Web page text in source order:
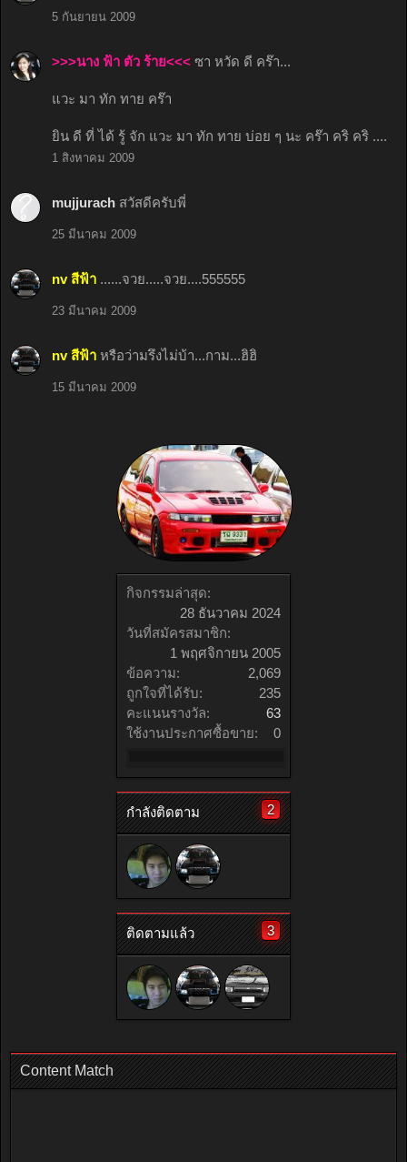
กิจกรรมล่าสุด:
28 ธันวาคม 2024
วันที่สมัครสมาชิก:
1 พฤศจิกายน 2005
ข้อความ:
2,069
ถูกใจที่ได้รับ:
235
คะแนนรางวัล:
63
ใช้งานประกาศซื้อขาย:
0
กำลังติดตาม 2
ติดตามแล้ว 3
5 กันยายน 2009
>>>นาง ฟ้า ตัว ร้าย<<< ซา หวัด ดี คร๊า...
แวะ มา ทัก ทาย คร๊า
ยิน ดี ที่ ได้ รู้ จัก แวะ มา ทัก ทาย บ่อย ๆ นะ คร๊า คริ คริ ....
1 สิงหาคม 2009
mujjurach สวัสดีครับพี่
25 มีนาคม 2009
nv สีฟ้า ......จวย.....จวย....555555
23 มีนาคม 2009
nv สีฟ้า หรือว่ามรึงไม่บ้า...กาม...ฮิฮิ
15 มีนาคม 2009
Content Match